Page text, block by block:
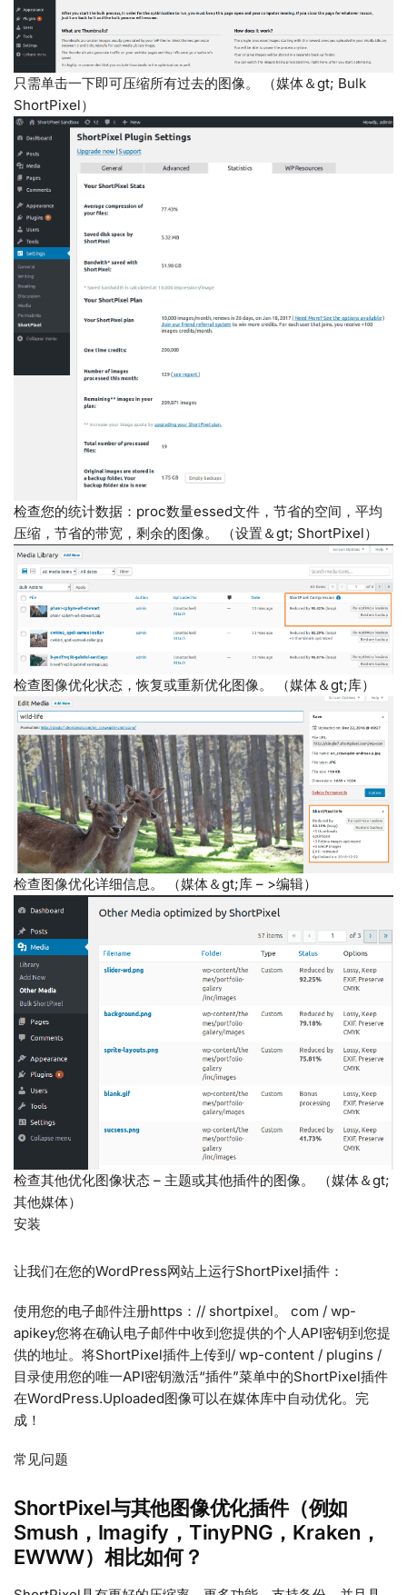
只需单击一下即可压缩所有过去的图像。 （媒体＆gt; Bulk
ShortPixel）
检查您的统计数据：proc数量essed文件，节省的空间，平均
压缩，节省的带宽，剩余的图像。 （设置＆gt; ShortPixel）
检查图像优化状态，恢复或重新优化图像。 （媒体＆gt;库）
检查图像优化详细信息。 （媒体＆gt;库 – >编辑）
检查其他优化图像状态 – 主题或其他插件的图像。 （媒体＆gt;
其他媒体）
安装
让我们在您的WordPress网站上运行ShortPixel插件：
使用您的电子邮件注册https：// shortpixel。 com / wp-
apikey您将在确认电子邮件中收到您提供的个人API密钥到您提
供的地址。将ShortPixel插件上传到/ wp-content / plugins /
目录使用您的唯一API密钥激活“插件”菜单中的ShortPixel插件
在WordPress.Uploaded图像可以在媒体库中自动优化。完
成！
常见问题
ShortPixel与其他图像优化插件（例如
Smush，Imagify，TinyPNG，Kraken，
EWWW）相比如何？